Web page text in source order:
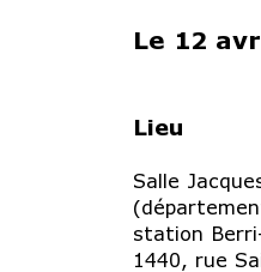
Le 12
Lieu
Salle
station
1440, rue